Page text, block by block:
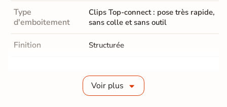
Type
d'emboitement
Clips Top-connect : pose très rapide,
sans colle et sans outil
Finition Structurée
Avec 4 chanfreins
Voir plus